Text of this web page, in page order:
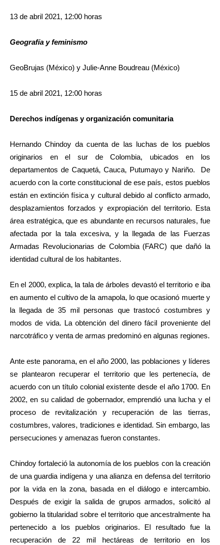
13 de abril 2021, 12:00 horas
Geografía y feminismo
GeoBrujas (México) y Julie-Anne Boudreau (México)
15 de abril 2021, 12:00 horas
Derechos indígenas y organización comunitaria
Hernando Chindoy da cuenta de las luchas de los pueblos
originarios en el sur de Colombia, ubicados en los
departamentos de Caquetá, Cauca, Putumayo y Nariño. De
acuerdo con la corte constitucional de ese país, estos pueblos
están en extinción física y cultural debido al conflicto armado,
desplazamientos forzados y expropiación del territorio. Esta
área estratégica, que es abundante en recursos naturales, fue
afectada por la tala excesiva, y la llegada de las Fuerzas
Armadas Revolucionarias de Colombia (FARC) que dañó la
identidad cultural de los habitantes.
En el 2000, explica, la tala de árboles devastó el territorio e iba
en aumento el cultivo de la amapola, lo que ocasionó muerte y
la llegada de 35 mil personas que trastocó costumbres y
modos de vida. La obtención del dinero fácil proveniente del
narcotráfico y venta de armas predominó en algunas regiones.
Ante este panorama, en el año 2000, las poblaciones y líderes
se plantearon recuperar el territorio que les pertenecía, de
acuerdo con un título colonial existente desde el año 1700. En
2002, en su calidad de gobernador, emprendió una lucha y el
proceso de revitalización y recuperación de las tierras,
costumbres, valores, tradiciones e identidad. Sin embargo, las
persecuciones y amenazas fueron constantes.
Chindoy fortaleció la autonomía de los pueblos con la creación
de una guardia indígena y una alianza en defensa del territorio
por la vida en la zona, basada en el diálogo e intercambio.
Después de exigir la salida de grupos armados, solicitó al
gobierno la titularidad sobre el territorio que ancestralmente ha
pertenecido a los pueblos originarios. El resultado fue la
recuperación de 22 mil hectáreas de territorio en los